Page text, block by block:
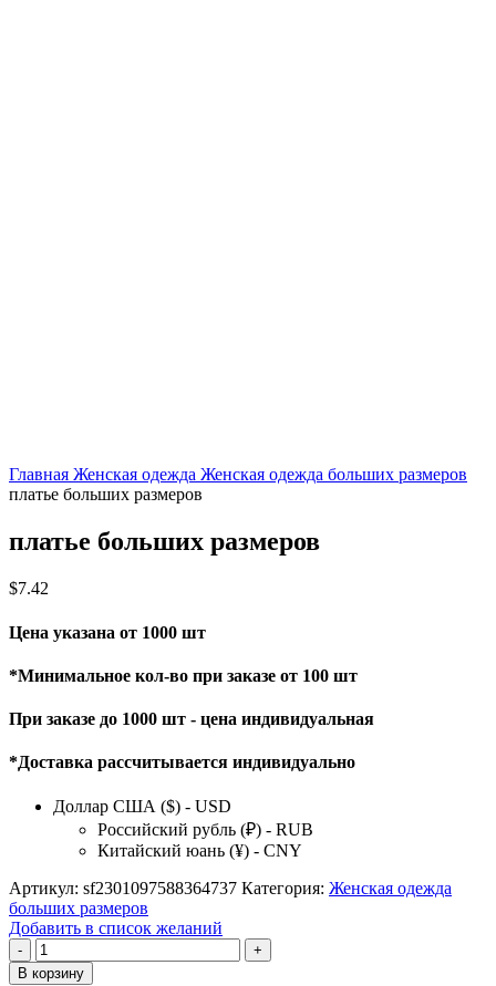
Главная Женская одежда Женская одежда больших размеров
платье больших размеров
платье больших размеров
$7.42
Цена указана от 1000 шт
*Минимальное кол-во при заказе от 100 шт
При заказе до 1000 шт - цена индивидуальная
*Доставка рассчитывается индивидуально
Доллар США ($) - USD
Российский рубль (₽) - RUB
Китайский юань (¥) - CNY
Артикул: sf2301097588364737 Категория: Женская одежда
больших размеров
Добавить в список желаний
Количество
товара
В корзину